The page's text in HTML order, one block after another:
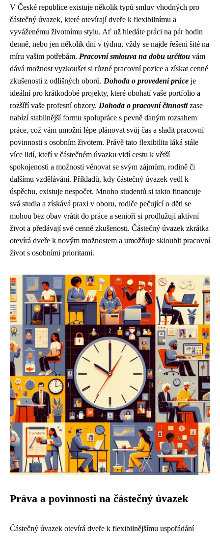
V České republice existuje několik typů smluv vhodných pro
částečný úvazek, které otevírají dveře k flexibilnímu a
vyváženému životnímu stylu. Ať už hledáte práci na pár hodin
denně, nebo jen několik dní v týdnu, vždy se najde řešení šité na
míru vašim potřebám. Pracovní smlouva na dobu určitou vám
dává možnost vyzkoušet si různé pracovní pozice a získat cenné
zkušenosti z odlišných oborů. Dohoda o provedení práce je
ideální pro krátkodobé projekty, které obohatí vaše portfolio a
rozšíří vaše profesní obzory. Dohoda o pracovní činnostizase
nabízí stabilnější formu spolupráce s pevně daným rozsahem
práce, což vám umožní lépe plánovat svůj čas a sladit pracovní
povinnosti s osobním životem. Právě tato flexibilita láká stále
více lidí, kteří v částečném úvazku vidí cestu k větší
spokojenosti a možnosti věnovat se svým zájmům, rodině či
dalšímu vzdělávání. Příkladů, kdy částečný úvazek vedl k
úspěchu, existuje nespočet. Mnoho studentů si takto financuje
svá studia a získává praxi v oboru, rodiče pečující o děti se
mohou bez obav vrátit do práce a senioři si prodlužují aktivní
život a předávají své cenné zkušenosti. Částečný úvazek zkrátka
otevírá dveře k novým možnostem a umožňuje skloubit pracovní
život s osobními prioritami.
Práva a povinnosti na částečný úvazek
Částečný úvazek otevírá dveře k flexibilnějšímu uspořádání